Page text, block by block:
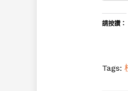
請按讚：
Tags: